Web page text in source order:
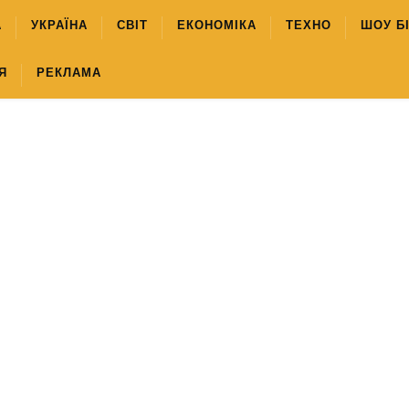
УКРАЇНА СВІТ ЕКОНОМІКА ТЕХНО ШОУ
РЕКЛАМА